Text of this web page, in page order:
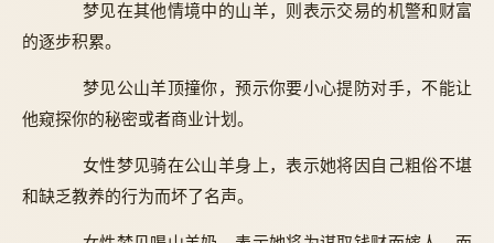
梦见在其他情境中的山羊，则表示交易的机警和财富
的逐步积累。
梦见公山羊顶撞你，预示你要小心提防对手，不能让
他窥探你的秘密或者商业计划。
女性梦见骑在公山羊身上，表示她将因自己粗俗不堪
和缺乏教养的行为而坏了名声。